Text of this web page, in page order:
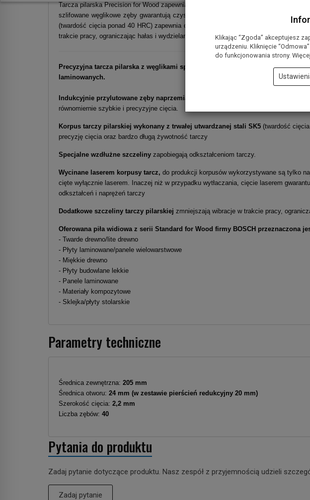
Tarcza pilarska Precision for Wood zapewnia precyzyjne cięcie wszystkich gatunków
szlifowane węglikowe zęby gwarantują czyste cięcie, a korpus tarczy pilarskiej
(twardość cięcia ponad 40 HRC) zapewnia dużą dokładność. Dodatkowe szczeliny
trakcie pracy, ograniczając hałas i wydzielanie ciepła
Precyzyjna tarcza pilarska z węglikami spiekanymi do zgrubnych cięć w miękkim
laminowanych.
Indukcyjnie przylutowane zęby naprzemianległe z węglików spiekanych, o
równomiernie szybkie i precyzyjne cięcia.
Korpus tarczy pilarskiej wykonany z trwałej utwardzanej stali SK5 (twardość
precyzję cięcia oraz bardzo długą żywotność tarczy
Specjalne wzdłużne szczeliny zapobiegają odkształceniom tarczy.
Wycinane laserem korpusy tarcz, do produkcji korpusów wykorzystywane są tylko
cięte wyłącznie laserem. Inaczej niż w przypadku wytłaczania, cięcie laserem
odkształceń i naprężeń tarczy
Dodatkowe szczeliny tarczy pilarskiej zmniejszają wibracje w trakcie pracy,
Oferowana piła widiowa z serii Standard for Wood firmy BOSCH przeznaczona
- Twarde drewno/lite drewno
- Płyty laminowane/panele wielowarstwowe
- Miękkie drewno
- Płyty budowlane lekkie
- Panele laminowane
- Materiały kompozytowe
- Sklejka/płyty stolarskie
Parametry techniczne
Średnica zewnętrzna: 205 mm
Średnica otworu: 24 mm (w zestawie pierścień redukcyjny 20 mm)
Szerokość cięcia: 2,2 mm
Liczba zębów: 40
Pytania do produktu
Zadaj pytanie dotyczące produktu. Nasz zespół z przyjemnością udzieli
Zadaj pytanie
Klikając “Zgoda” akceptujesz
urządzeniu. Kliknięcie
do funkcjonowania strony.